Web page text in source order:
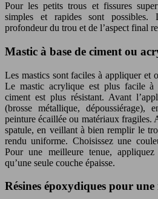
Pour les petits trous et fissures
simples et rapides sont
profondeur du trou et de l’aspect final
Mastic à base de ciment ou
Les mastics sont faciles à appliquer et
Le mastic acrylique est plus facile à
ciment est plus résistant. Avant
(brosse métallique, dépoussiérage),
peinture écaillée ou matériaux fragiles.
spatule, en veillant à bien remplir le
rendu uniforme. Choisissez une
Pour une meilleure tenue,
qu’une seule couche épaisse.
Résines époxydiques pour